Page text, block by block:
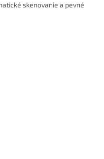
skenovanie a pevné